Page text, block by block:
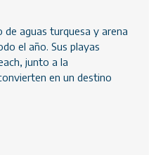
de aguas turquesa y arena
el año. Sus playas
junto a la
en un destino